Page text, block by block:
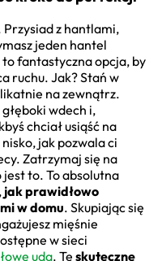
z hantlami,
jeden hantel
fantastyczna opcja, by
ruchu. Jak? Stań w
na zewnątrz.
wdech i,
chciał usiąść na
jak pozwala ci
Zatrzymaj się na
to. To absolutna
jak prawidłowo
w domu. Skupiając się
mięśnie
w sieci
uda. Te skuteczne